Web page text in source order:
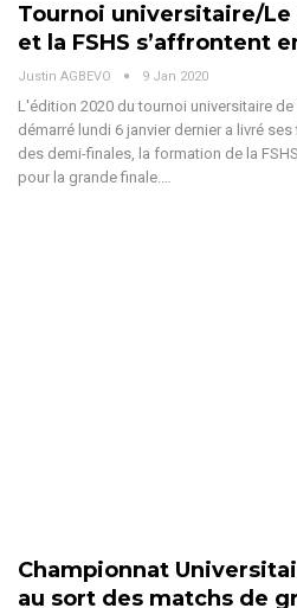
Tournoi universitaire/Le
et la FSHS s’affrontent
Justin AGBEVO 9 Jan 2020
L'édition 2020 du tournoi universitaire
démarré lundi 6 janvier dernier a livré
des demi-finales, la formation de la
pour la grande finale.…
Championnat
au sort des matchs de